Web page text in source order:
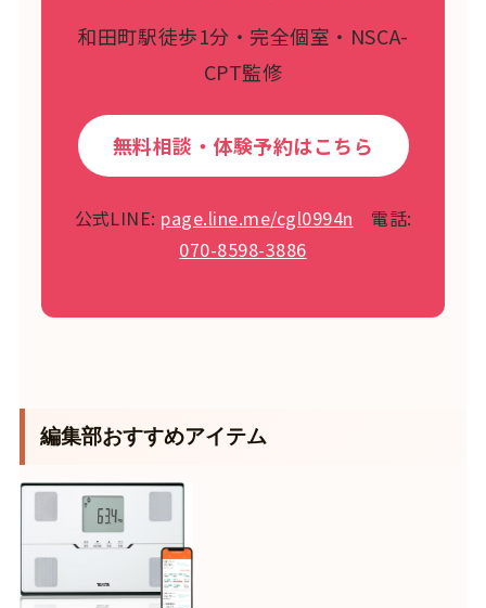
和田町駅徒歩1分・完全個室・NSCA-
CPT監修
無料相談・体験予約はこちら
公式LINE: page.line.me/cgl0994n 電話:
070-8598-3886
編集部おすすめアイテム